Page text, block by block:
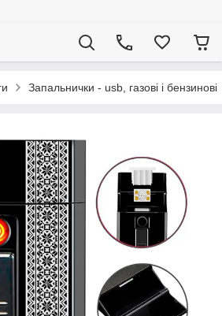
Запальнички - usb, газові і бензинові